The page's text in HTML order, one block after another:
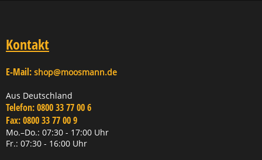
Kontakt
E-Mail: shop@moosmann.de
Aus Deutschland
Telefon:0800 33 77 00 6
Fax:0800 33 77 00 9
Mo.–Do.: 07:30 - 17:00 Uhr
Fr.: 07:30 - 16:00 Uhr